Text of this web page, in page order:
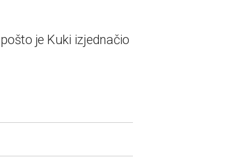
je Kuki izjednačio